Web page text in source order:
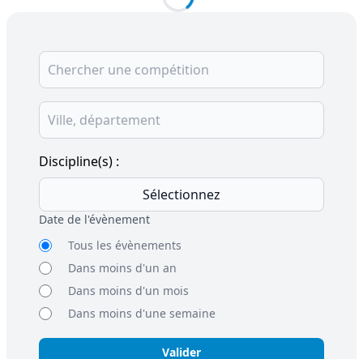
Discipline(s) :
Sélectionnez
Date de l'évènement
Tous les évènements
Dans moins d'un an
Dans moins d'un mois
Dans moins d'une semaine